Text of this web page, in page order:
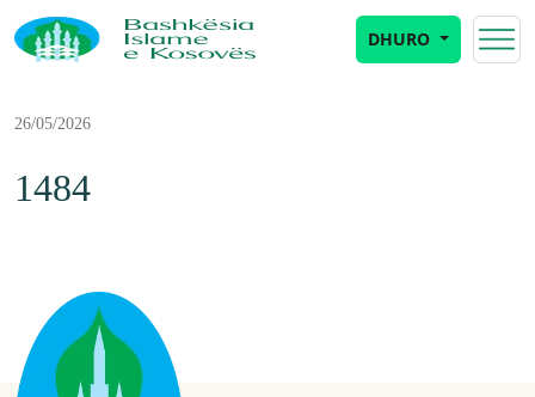
DHURO
26/05/2026
1484